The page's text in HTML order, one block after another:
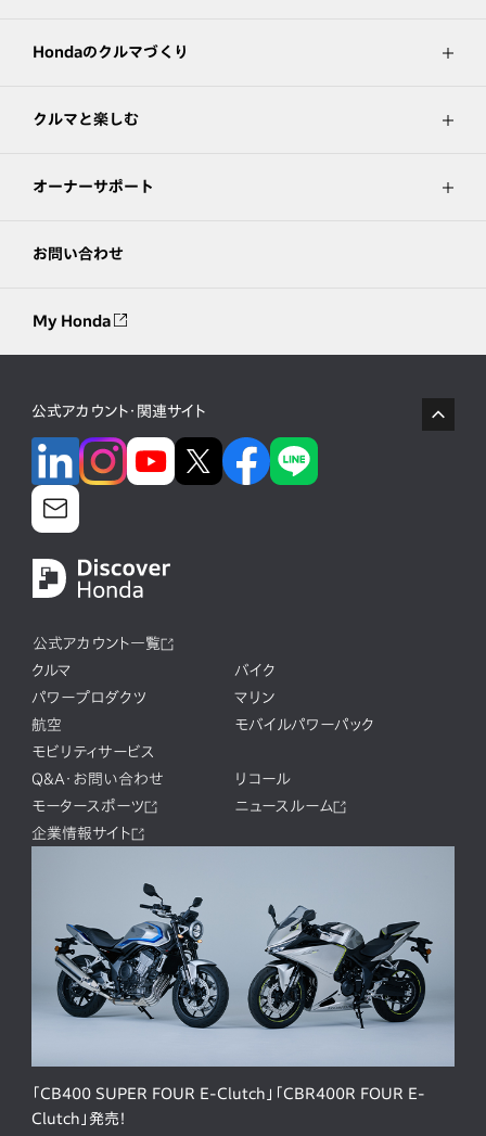
Hondaのクルマづくり
クルマと楽しむ
オーナーサポート
お問い合わせ
My Honda
公式アカウント・関連サイト
公式アカウント一覧
クルマ
バイク
パワープロダクツ
マリン
航空
モバイルパワーパック
モビリティサービス
Q&A・お問い合わせ
リコール
モータースポーツ
ニュースルーム
企業情報サイト
「CB400 SUPER FOUR E-Clutch」「CBR400R FOUR E-
Clutch」発売！